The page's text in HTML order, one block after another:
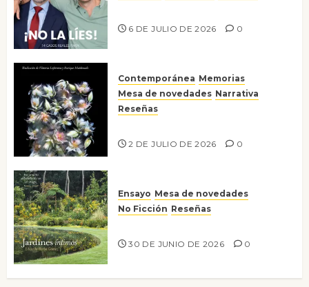
6 DE JULIO DE 2026 0
Contemporánea Memorias
Mesa de novedades Narrativa
Reseñas
2 DE JULIO DE 2026 0
Ensayo Mesa de novedades
No Ficción Reseñas
30 DE JUNIO DE 2026 0